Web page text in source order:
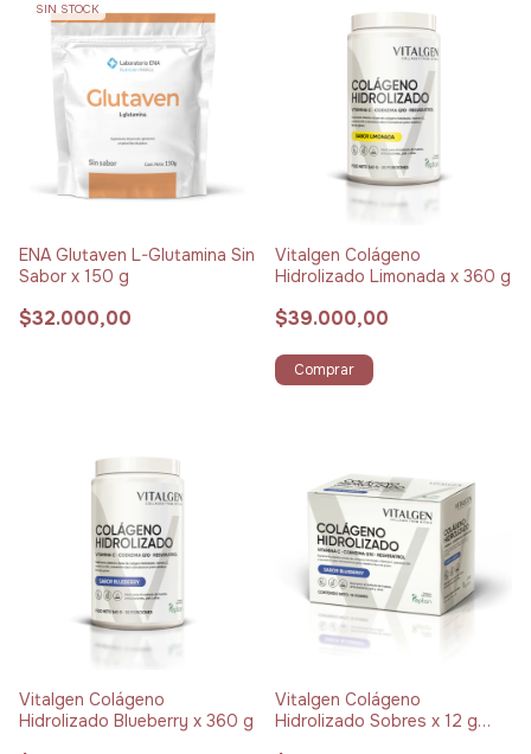
SIN STOCK
ENA Glutaven L-Glutamina Sin
Sabor x 150 g
$32.000,00
Vitalgen Colágeno
Hidrolizado Limonada x 360 g
$39.000,00
Comprar
Vitalgen Colágeno
Hidrolizado Blueberry x 360 g
Vitalgen Colágeno
Hidrolizado Sobres x 12 g